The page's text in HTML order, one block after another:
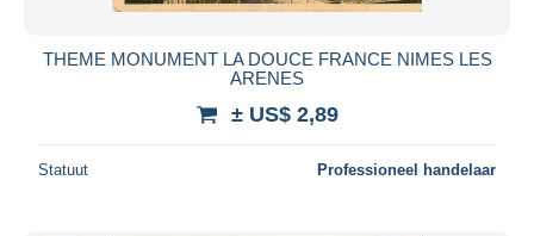
THEME MONUMENT LA DOUCE FRANCE NIMES LES
ARENES
± US$ 2,89
Statuut Professioneel handelaar